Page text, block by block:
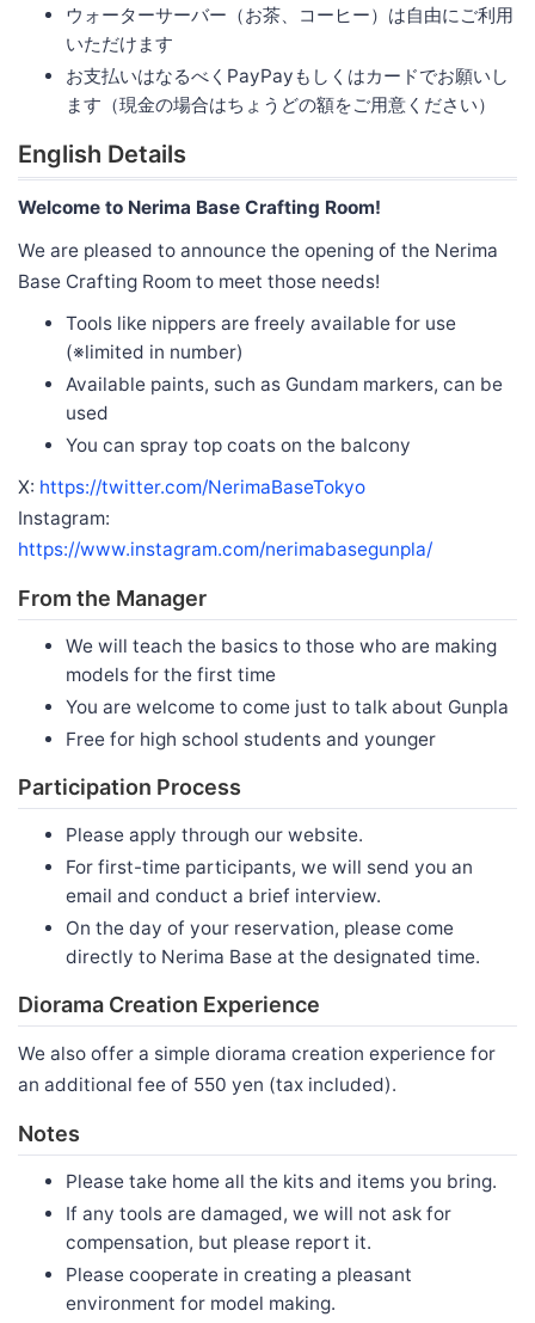
ウォーターサーバー（お茶、コーヒー）は自由にご利用
いただけます
お支払いはなるべくPayPayもしくはカードでお願いし
ます（現金の場合はちょうどの額をご用意ください）
English Details
Welcome to Nerima Base Crafting Room!
We are pleased to announce the opening of the Nerima
Base Crafting Room to meet those needs!
Tools like nippers are freely available for use
(※limited in number)
Available paints, such as Gundam markers, can be
used
You can spray top coats on the balcony
X: https://twitter.com/NerimaBaseTokyo
Instagram:
https://www.instagram.com/nerimabasegunpla/
From the Manager
We will teach the basics to those who are making
models for the first time
You are welcome to come just to talk about Gunpla
Free for high school students and younger
Participation Process
Please apply through our website.
For first-time participants, we will send you an
email and conduct a brief interview.
On the day of your reservation, please come
directly to Nerima Base at the designated time.
Diorama Creation Experience
We also offer a simple diorama creation experience for
an additional fee of 550 yen (tax included).
Notes
Please take home all the kits and items you bring.
If any tools are damaged, we will not ask for
compensation, but please report it.
Please cooperate in creating a pleasant
environment for model making.